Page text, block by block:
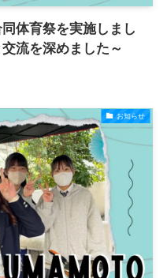
体育祭を実施しまし
流を深めました～
お知らせ